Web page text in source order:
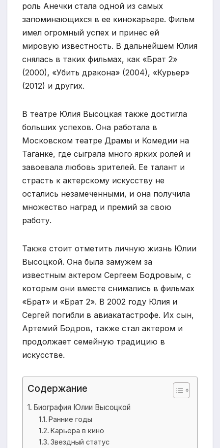
роль Анечки стала одной из самых
запоминающихся в ее кинокарьере. Фильм
имел огромный успех и принес ей
мировую известность. В дальнейшем Юлия
снялась в таких фильмах, как «Брат 2»
(2000), «Убить дракона» (2004), «Курьер»
(2012) и других.
В театре Юлия Высоцкая также достигла
больших успехов. Она работала в
Московском театре Драмы и Комедии на
Таганке, где сыграла много ярких ролей и
завоевала любовь зрителей. Ее талант и
страсть к актерскому искусству не
остались незамеченными, и она получила
множество наград и премий за свою
работу.
Также стоит отметить личную жизнь Юлии
Высоцкой. Она была замужем за
известным актером Сергеем Бодровым, с
которым они вместе снимались в фильмах
«Брат» и «Брат 2». В 2002 году Юлия и
Сергей погибли в авиакатастрофе. Их сын,
Артемий Бодров, также стал актером и
продолжает семейную традицию в
искусстве.
Содержание
Биография Юлии Высоцкой
Ранние годы
Карьера в кино
Звездный статус